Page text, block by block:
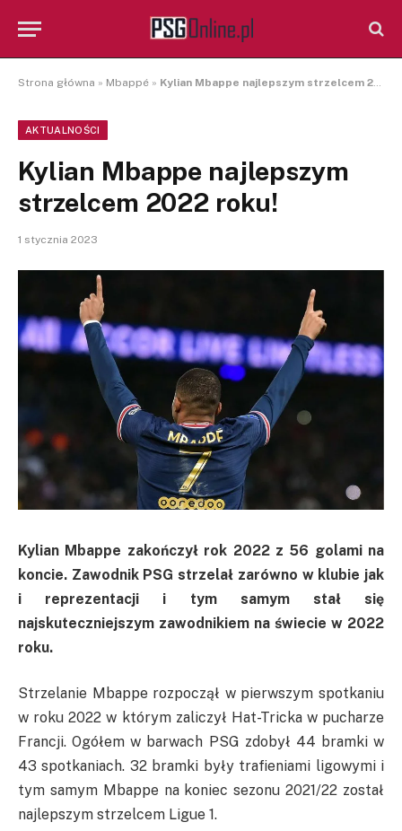
Strona główna » Mbappé » Kylian Mbappe najlepszym strzelcem 2022 roku!
AKTUALNOŚCI
Kylian Mbappe najlepszym
strzelcem 2022 roku!
1 stycznia 2023
Kylian Mbappe zakończył rok 2022 z 56 golami na
koncie. Zawodnik PSG strzelał zarówno w klubie jak
i reprezentacji i tym samym stał się
najskuteczniejszym zawodnikiem na świecie w 2022
roku.
Strzelanie Mbappe rozpoczął w pierwszym spotkaniu
w roku 2022 w którym zaliczył Hat-Tricka w pucharze
Francji. Ogółem w barwach PSG zdobył 44 bramki w
43 spotkaniach. 32 bramki były trafieniami ligowymi i
tym samym Mbappe na koniec sezonu 2021/22 został
najlepszym strzelcem Ligue 1.